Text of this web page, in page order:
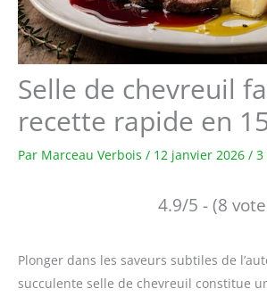
Selle de chevreuil
recette rapide en
Par Marceau Verbois / 12 janvier 2026 / 3
4.9/5 - (8
Plonger dans les saveurs subtiles de
succulente selle de chevreuil constitue